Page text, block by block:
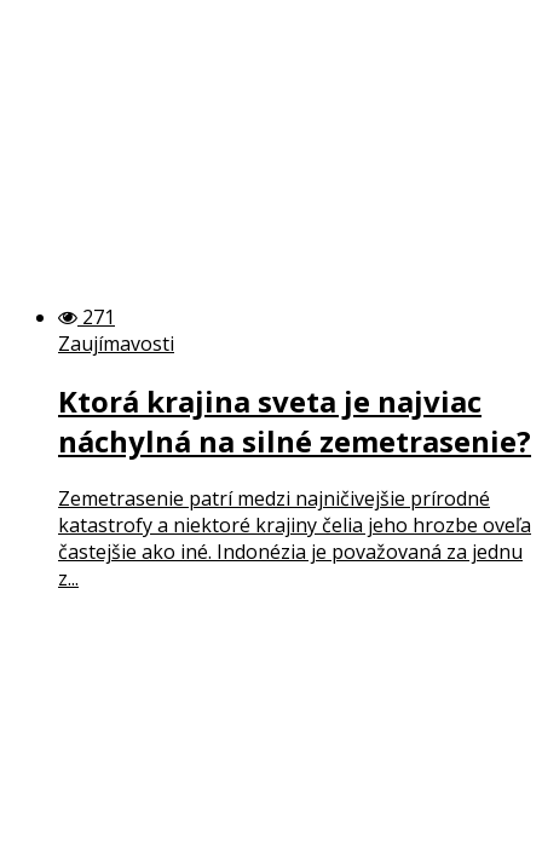
271
Zaujímavosti
Ktorá krajina sveta je najviac
náchylná na silné zemetrasenie?
Zemetrasenie patrí medzi najničivejšie prírodné
katastrofy a niektoré krajiny čelia jeho hrozbe oveľa
častejšie ako iné. Indonézia je považovaná za jednu
z...